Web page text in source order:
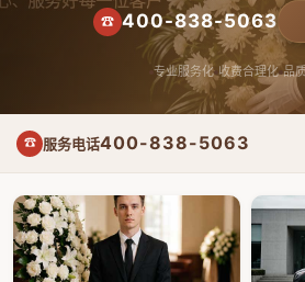
☎ 400-838-5063
专业服务化 收费合理化 品
☎ 服务电话400-838-5063